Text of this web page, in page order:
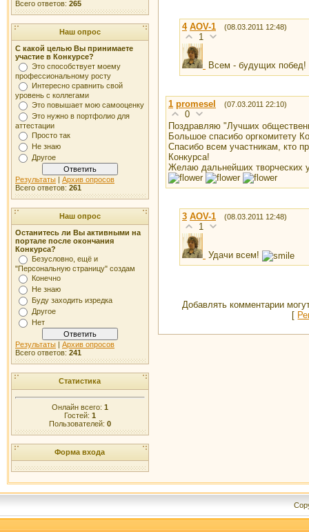
Всего ответов: 265
Наш опрос
С какой целью Вы принимаете
участие в Конкурсе?
Это способствует моему
профессиональному росту
Интересно сравнить свой
уровень с коллегами
Это повышает мою самооценку
Это нужно в портфолио для
аттестации
Просто так
Не знаю
Другое
Результаты | Архив опросов
Всего ответов: 261
Наш опрос
Останитесь ли Вы активными на
портале после окончания
Конкурса?
Безусловно, ещё и
"Персональную страницу" создам
Конечно
Не знаю
Буду заходить изредка
Другое
Нет
Результаты | Архив опросов
Всего ответов: 241
Статистика
Онлайн всего: 1
Гостей: 1
Пользователей: 0
Форма входа
4 AOV-1 (08.03.2011 12:48)
1
Всем - будущих побед!
1 promesel (07.03.2011 22:10)
0
Поздравляю "Лучших
Большое спасибо оргкомитету
Спасибо всем участникам, кто
Конкурса!
Желаю дальнейших творческих
3 AOV-1 (08.03.2011 12:48)
1
Удачи всем!
Добавлять комментарии
[